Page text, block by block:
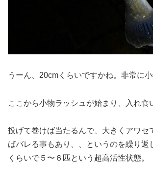
うーん、20cmくらいですかね。非常に小
ここから小物ラッシュが始まり、入れ食
投げて巻けば当たるんで、大きくアワセ
ばバレる事もあり、、というのを繰り返
くらいで５〜６匹という超高活性状態。